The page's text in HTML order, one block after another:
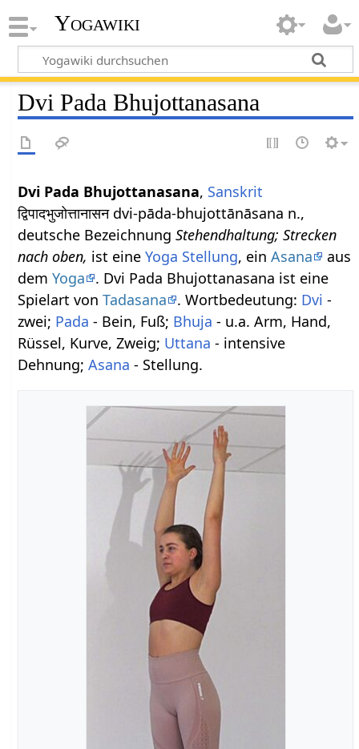
Yogawiki
Dvi Pada Bhujottanasana
Dvi Pada Bhujottanasana, Sanskrit
द्विपादभुजोत्तानासन dvi-pāda-bhujottānāsana n.,
deutsche BezeichnungStehendhaltung; Strecken
nach oben, ist eineYoga Stellung, einAsana
aus
demYoga
. Dvi Pada Bhujottanasana ist eine
Spielart vonTadasana . Wortbedeutung: Dvi -
zwei; Pada - Bein, Fuß; Bhuja - u.a. Arm, Hand,
Rüssel, Kurve, Zweig; Uttana - intensive
Dehnung;Asana - Stellung.